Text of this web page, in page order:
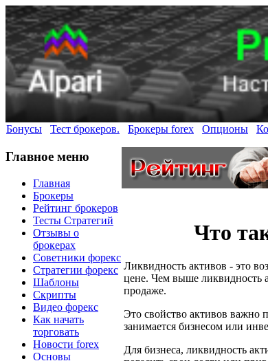
Бонусы Тест брокеров. Брокеры forex Опционы
Главное меню
Главная
Брокеры
Рейтинг брокеров
Тесты Стратегий
Отзывы о
брокерах
Советники форекс
Стратегии форекс
Шаблоны
Скрипты
Видео форекс
Как начать
торговать
Новости forex
Основы
Что
Ликвидность активов - это
цене. Чем выше ликвидность
продаже.
Это свойство активов важно
занимается бизнесом или
Для бизнеса, ликвидность